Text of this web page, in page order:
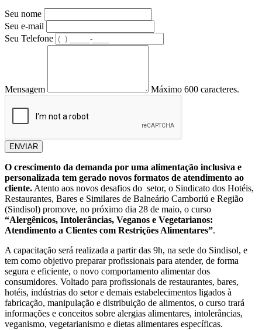
Seu nome
Seu e-mail
Seu Telefone
Mensagem Máximo 600 caracteres.
ENVIAR
O crescimento da demanda por uma alimentação inclusiva e
personalizada tem gerado novos formatos de atendimento ao
cliente. Atento aos novos desafios do setor, o Sindicato dos Hotéis,
Restaurantes, Bares e Similares de Balneário Camboriú e Região
(Sindisol) promove, no próximo dia 28 de maio, o curso
“Alergênicos, Intolerâncias, Veganos e Vegetarianos:
Atendimento a Clientes com Restrições Alimentares”.
A capacitação será realizada a partir das 9h, na sede do Sindisol, e
tem como objetivo preparar profissionais para atender, de forma
segura e eficiente, o novo comportamento alimentar dos
consumidores. Voltado para profissionais de restaurantes, bares,
hotéis, indústrias do setor e demais estabelecimentos ligados à
fabricação, manipulação e distribuição de alimentos, o curso trará
informações e conceitos sobre alergias alimentares, intolerâncias,
veganismo, vegetarianismo e dietas alimentares específicas.